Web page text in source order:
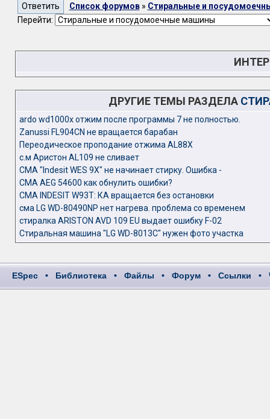
Список форумов» Стиральные и
Перейти:
ДРУГИЕ ТЕМЫ РАЗДЕЛА
ardo wd1000x отжим после программы 7 не полностью.
Zanussi FL904CN не вращается барабан
Переодическое проподание отжима AL88X
с.м Аристон AL109 не сливает
СМА "Indesit WES 9X" не начинает стирку. Ошибка -
СМА AEG 54600 как обнулить ошибки?
СМА INDESIT W93T: КА вращается без остановки
сма LG WD-80490NP нет нагрева. проблема со временем
стиралка ARISTON AVD 109 EU выдает ошибку F-02
Стиральная машина "LG WD-8013C" нужен фото участка
ESpec • Библиотека • Файлы • Форум • Ссылки •